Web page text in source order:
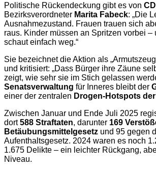
Politische Rückendeckung gibt es von
Bezirksverordneter Marita Fabeck: „Die
Ausnahmezustand. Frauen trauen sich
raus. Kinder müssen an Spritzen vorbei –
schaut einfach weg.“
Sie bezeichnet die Aktion als
und kritisiert: „Dass Bürger ihre Zäune
zeigt, wie sehr sie im Stich gelassen
Senatsverwaltung für Inneres bleibt der
einer der zentralen Drogen-Hotspots
Zwischen Januar und Ende Juli 2025
dort588 Straftaten, darunter 169
Betäubungsmittelgesetz und 95 gegen
Aufenthaltsgesetz. 2024 waren es noch
1.675 Delikte – ein leichter Rückgang,
Niveau.